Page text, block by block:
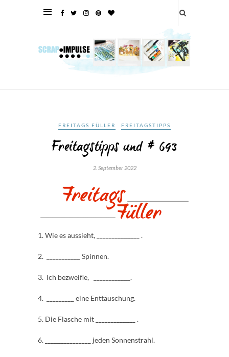
FREITAGS FÜLLER FREITAGSTIPPS
Freitagstipps und # 693
2. September 2022
1. Wie es aussieht, ______________ .
2. ___________ Spinnen.
3. Ich bezweifle, ____________.
4. _________ eine Enttäuschung.
5. Die Flasche mit _____________ .
6. _______________ jeden Sonnenstrahl.